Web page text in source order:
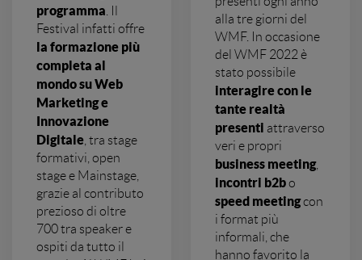
programma
Festival infatti offre
la formazione più
completa al
mondo su Web
Marketing e
Innovazione
Digitale , tra stage
formativi, open
stage e Mainstage,
grazie al contributo
prezioso di oltre
700 tra speaker e
ospiti da tutto il
alla tre giorni del
WMF. In occasione
del WMF 2022 è
stato possibile
interagire con le
tante realtà
presenti attraverso
veri e propri
business meeting,
incontri b2bo
speed meetingcon
i format più
informali, che
hanno favorito la